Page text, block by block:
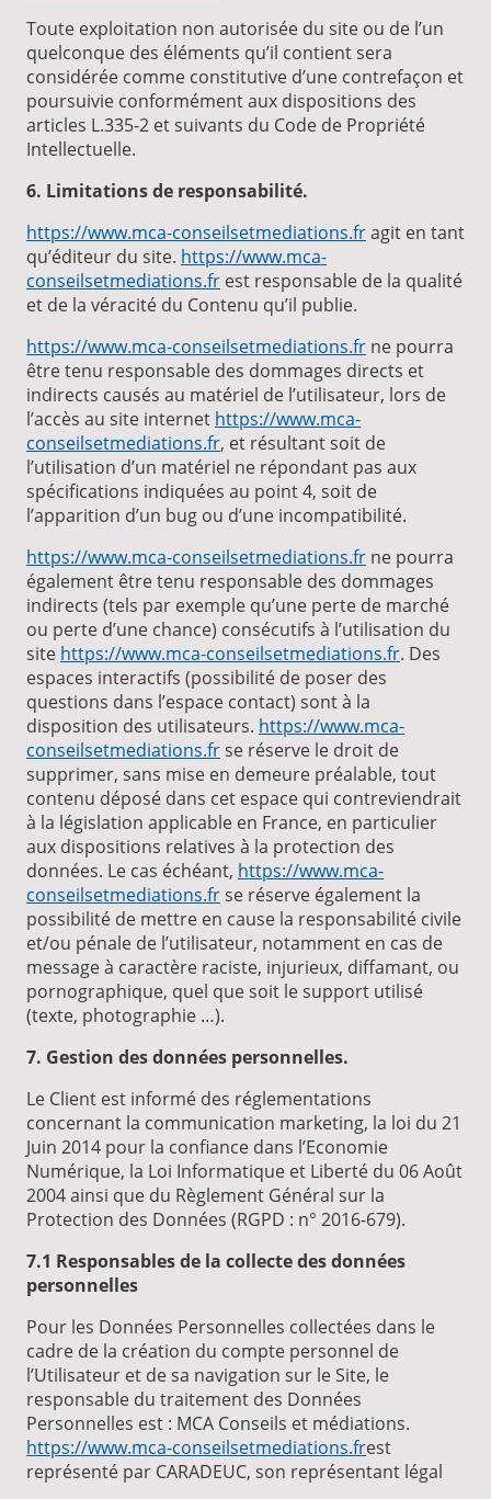
Toute exploitation non autorisée du site ou de l’un
quelconque des éléments qu’il contient sera
considérée comme constitutive d’une contrefaçon et
poursuivie conformément aux dispositions des
articles L.335-2 et suivants du Code de Propriété
Intellectuelle.
6. Limitations de responsabilité.
https://www.mca-conseilsetmediations.fragit en tant
qu’éditeur du site. https://www.mca-
conseilsetmediations.fr est responsable de la qualité
et de la véracité du Contenu qu’il publie.
https://www.mca-conseilsetmediations.fr ne pourra
être tenu responsable des dommages directs et
indirects causés au matériel de l’utilisateur, lors de
l’accès au site internet https://www.mca-
conseilsetmediations.fr, et résultant soit de
l’utilisation d’un matériel ne répondant pas aux
spécifications indiquées au point 4, soit de
l’apparition d’un bug ou d’une incompatibilité.
https://www.mca-conseilsetmediations.fr ne pourra
également être tenu responsable des dommages
indirects (tels par exemple qu’une perte de marché
ou perte d’une chance) consécutifs à l’utilisation du
site https://www.mca-conseilsetmediations.fr. Des
espaces interactifs (possibilité de poser des
questions dans l’espace contact) sont à la
disposition des utilisateurs. https://www.mca-
conseilsetmediations.frse réserve le droit de
supprimer, sans mise en demeure préalable, tout
contenu déposé dans cet espace qui contreviendrait
à la législation applicable en France, en particulier
aux dispositions relatives à la protection des
données. Le cas échéant, https://www.mca-
conseilsetmediations.frse réserve également la
possibilité de mettre en cause la responsabilité civile
et/ou pénale de l’utilisateur, notamment en cas de
message à caractère raciste, injurieux, diffamant, ou
pornographique, quel que soit le support utilisé
(texte, photographie …).
7. Gestion des données personnelles.
Le Client est informé des réglementations
concernant la communication marketing, la loi du 21
Juin 2014 pour la confiance dans l’Economie
Numérique, la Loi Informatique et Liberté du 06 Août
2004 ainsi que du Règlement Général sur la
Protection des Données (RGPD : n° 2016-679).
7.1 Responsables de la collecte des données
personnelles
Pour les Données Personnelles collectées dans le
cadre de la création du compte personnel de
l’Utilisateur et de sa navigation sur le Site, le
responsable du traitement des Données
Personnelles est : MCA Conseils et médiations.
https://www.mca-conseilsetmediations.frest
représenté par CARADEUC, son représentant légal